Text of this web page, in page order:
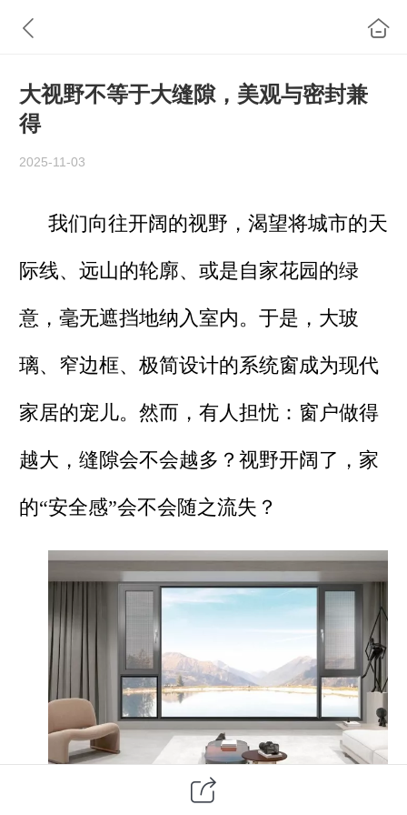
大视野不等于大缝隙，美观与密封兼
得
2025-11-03
我们向往开阔的视野，渴望将城市的天
际线、远山的轮廓、或是自家花园的绿
意，毫无遮挡地纳入室内。于是，大玻
璃、窄边框、极简设计的系统窗成为现代
家居的宠儿。然而，有人担忧：窗户做得
越大，缝隙会不会越多？视野开阔了，家
的“安全感”会不会随之流失？